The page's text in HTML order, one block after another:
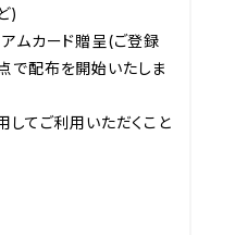
)
ムカード贈呈(ご登録
で配布を開始いたしま
してご利用いただくこと